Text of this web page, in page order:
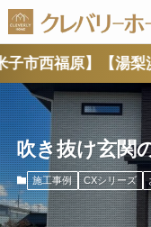
】【湯梨浜町はわ
吹き抜け玄関
施工事例 CXシリーズ